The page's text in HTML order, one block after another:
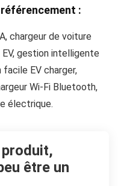
:
chargeur de voiture
gestion intelligente
EV charger,
Wi-Fi Bluetooth,
électrique.
être un